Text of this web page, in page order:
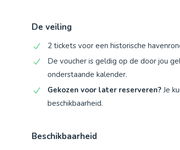
De veiling
2 tickets voor een historische
De voucher is geldig op de door jou
onderstaande kalender.
Gekozen voor later reserveren? Je
beschikbaarheid.
Beschikbaarheid